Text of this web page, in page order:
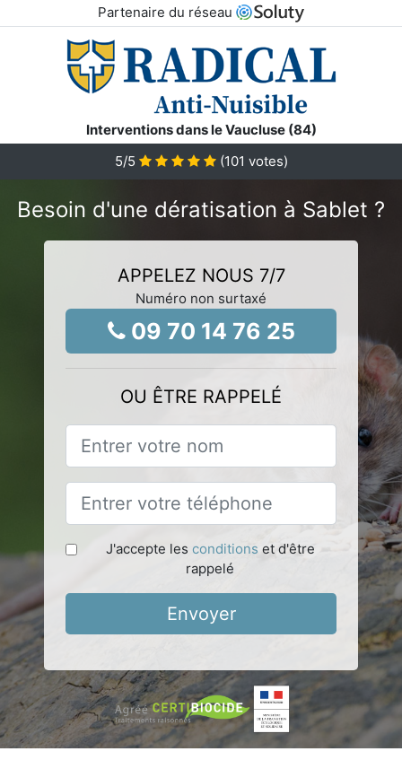
Partenaire du réseau
Interventions dans le Vaucluse (84)
5/5 (101 votes)
Besoin d'une dératisation à Sablet ?
APPELEZ NOUS 7/7
Numéro non surtaxé
09 70 14 76 25
OU ÊTRE RAPPELÉ
J'accepte les conditions et d'être
rappelé
Envoyer